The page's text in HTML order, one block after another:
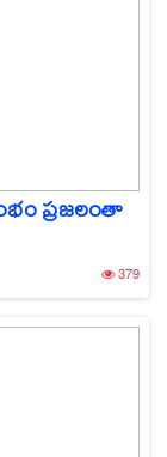
ప్రజలంతా
379